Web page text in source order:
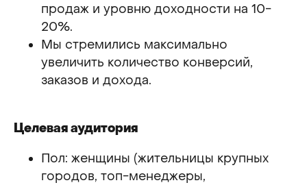
продаж и уровню доходности на 10-
20%.
Мы стремились максимально
увеличить количество конверсий,
заказов и дохода.
Целевая аудитория
Пол: женщины (жительницы крупных
городов, топ-менеджеры,